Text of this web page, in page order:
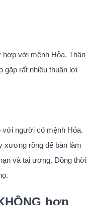
với mệnh Hỏa. Thân
gặp rất nhiều thuận lợi
người có mệnh Hỏa.
xương rồng để bàn làm
và tai ương. Đồng thời
hợp